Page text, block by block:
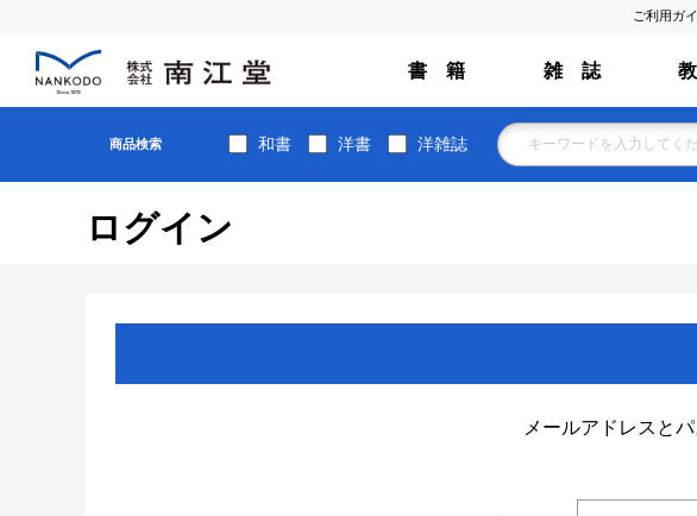
ご利用ガ
書 籍 雑 誌
商品検索 和書 洋書 洋雑誌
ログイン
メールアドレスと